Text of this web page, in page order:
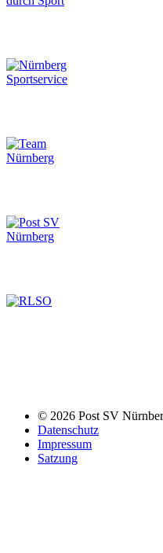
© 2026 Post SV
Datenschutz
Impressum
Satzung